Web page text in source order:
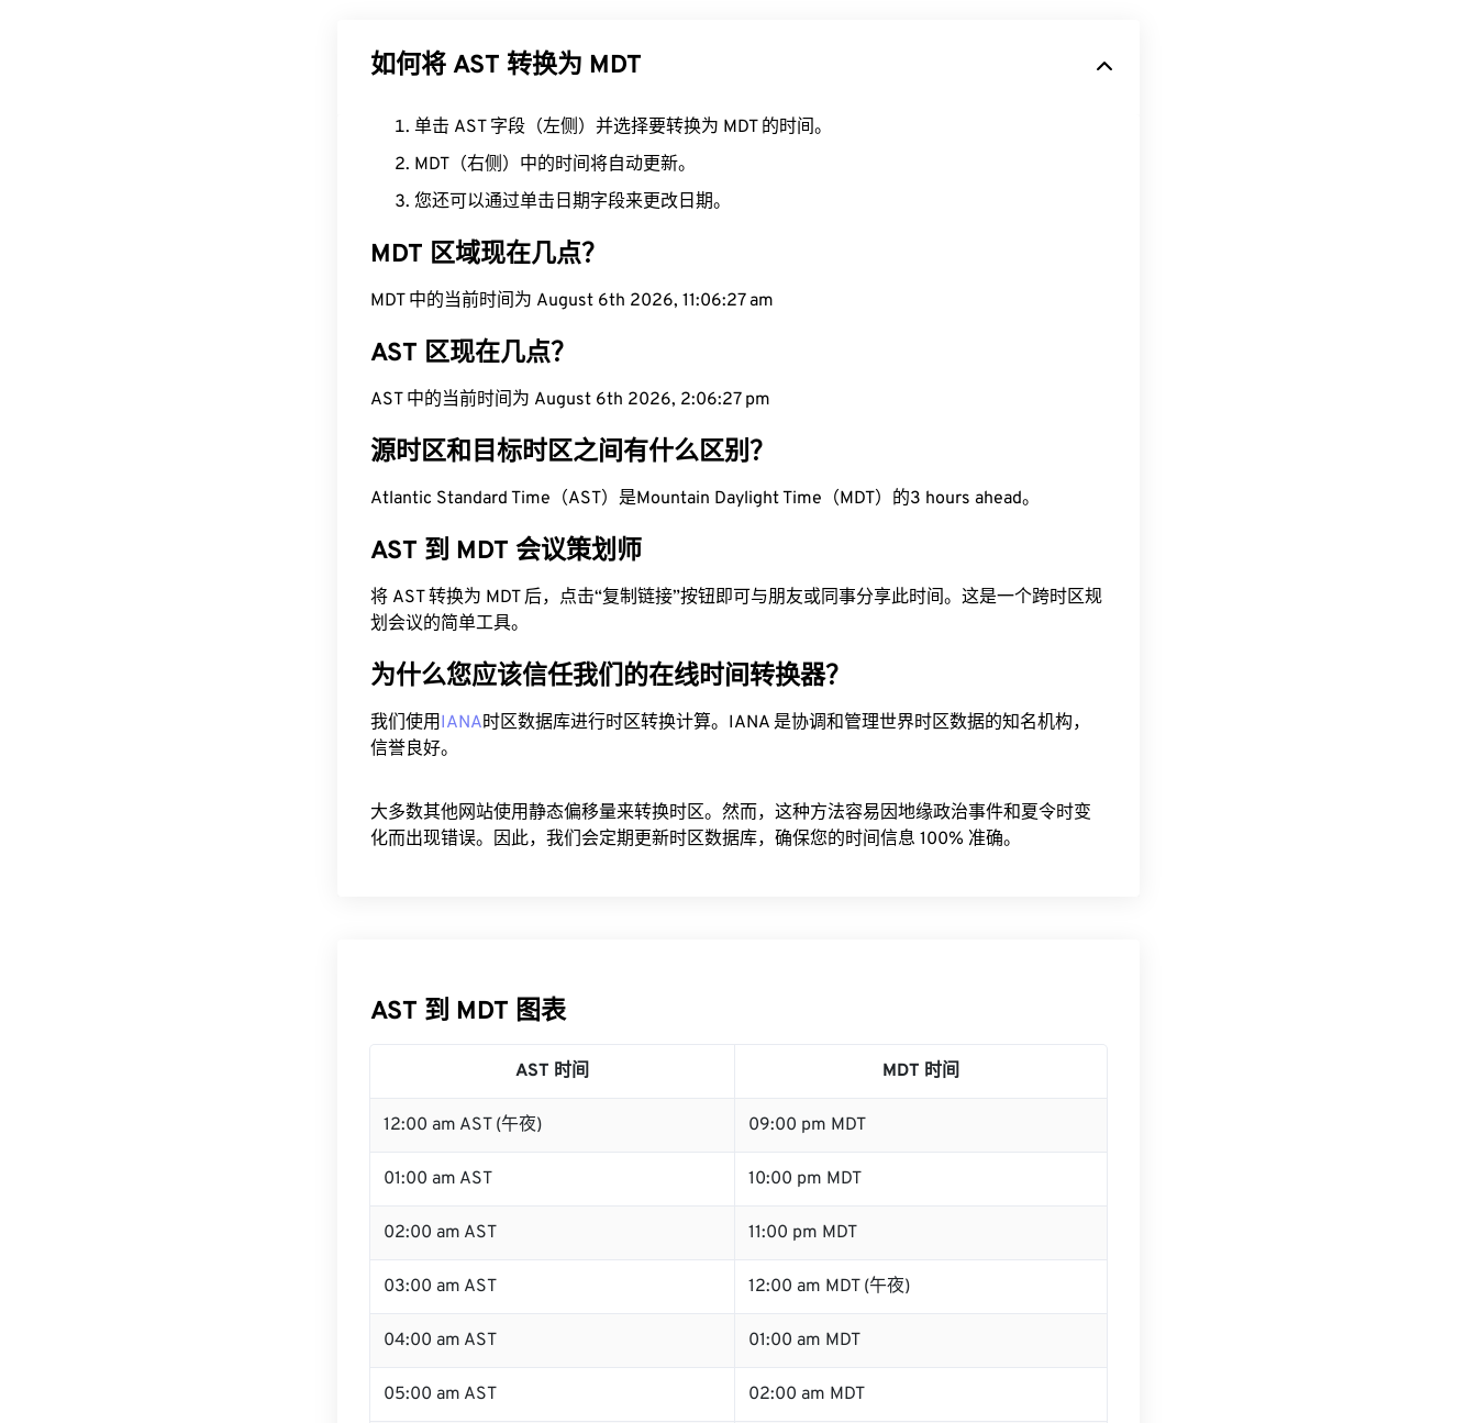
如何将 AST 转换为 MDT
单击 AST 字段（左侧）并选择要转换为 MDT 的时间。
MDT（右侧）中的时间将自动更新。
您还可以通过单击日期字段来更改日期。
MDT 区域现在几点？
MDT 中的当前时间为 August 6th 2026, 11:06:28 am
AST 区现在几点？
AST 中的当前时间为 August 6th 2026, 2:06:28 pm
源时区和目标时区之间有什么区别？
Atlantic Standard Time（AST）是Mountain Daylight Time（MDT）的3 hours ahead。
AST 到 MDT 会议策划师
将 AST 转换为 MDT 后，点击“复制链接”按钮即可与朋友或同事分享此时间。这是一个跨时区规
划会议的简单工具。
为什么您应该信任我们的在线时间转换器？
我们使用IANA时区数据库进行时区转换计算。IANA 是协调和管理世界时区数据的知名机构，
信誉良好。
大多数其他网站使用静态偏移量来转换时区。然而，这种方法容易因地缘政治事件和夏令时变
化而出现错误。因此，我们会定期更新时区数据库，确保您的时间信息 100% 准确。
AST 到 MDT 图表
AST 时间 MDT 时间
12:00 am AST (午夜) 09:00 pm MDT
01:00 am AST 10:00 pm MDT
02:00 am AST 11:00 pm MDT
03:00 am AST 12:00 am MDT (午夜)
04:00 am AST 01:00 am MDT
05:00 am AST 02:00 am MDT